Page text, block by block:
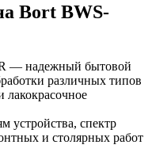
Bort BWS-
— надежный бытовой
различных типов
лакокрасочное
устройства, спектр
и столярных работ